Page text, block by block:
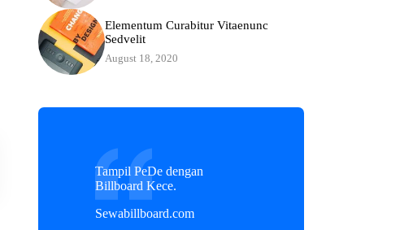
Elementum Curabitur Vitaenunc
Sedvelit
August 18, 2020
Tampil PeDe dengan
Billboard Kece.
Sewabillboard.com